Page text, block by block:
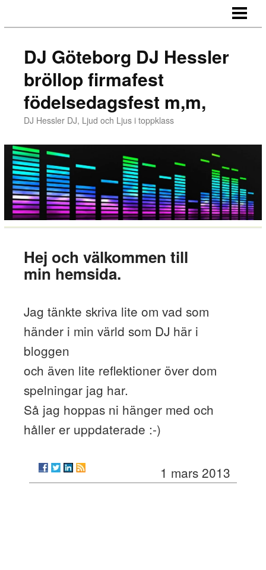
MUSIKEN
MUSIK
MEDIA
PRISER
KONTAKT
LÄNKAR
DJ Göteborg DJ Hessler
bröllop firmafest
födelsedagsfest m,m,
DJ Hessler DJ, Ljud och Ljus i toppklass
Hej och välkommen till
min hemsida.
Jag tänkte skriva lite om vad som
händer i min värld som DJ här i
bloggen
och även lite reflektioner över dom
spelningar jag har.
Så jag hoppas ni hänger med och
håller er uppdaterade :-)
1 mars 2013